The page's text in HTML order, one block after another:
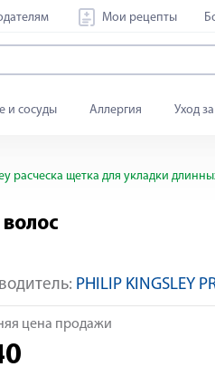
Мои рецепты
и сосуды Аллергия Уход
расческа щетка для укладки
PHILIP KINGSLEY
цена продажи